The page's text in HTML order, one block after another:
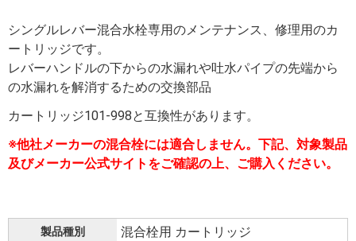
シングルレバー混合水栓専用のメンテナンス、修理用のカ
ートリッジです。
レバーハンドルの下からの水漏れや吐水パイプの先端から
の水漏れを解消するための交換部品
カートリッジ101-998と互換性があります。
※他社メーカーの混合栓には適合しません。下記、対象製品
及びメーカー公式サイトをご確認の上、ご購入ください。
製品種別 混合栓用 カートリッジ